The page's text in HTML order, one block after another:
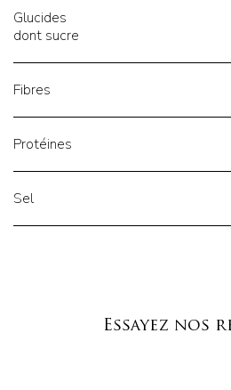
Glucides
dont sucre
Fibres
Protéines
Sel
Essayez nos